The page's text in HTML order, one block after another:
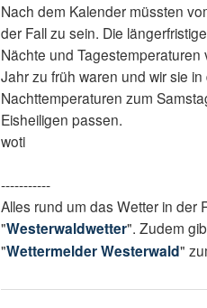
Nach dem Kalender müssten
der Fall zu sein. Die
Nächte und
Jahr zu früh waren und wir sie
Nachttemperaturen zum
Eisheiligen passen.
woti
-----------
Alles rund um das Wetter in der
"Westerwaldwetter". Zudem
"Wettermelder Westerwald"